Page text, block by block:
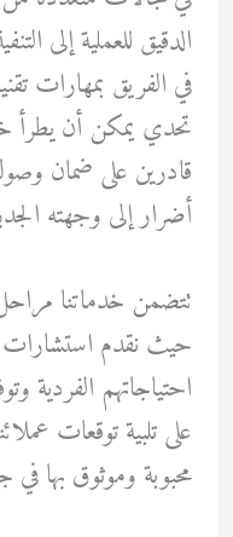
الدقيق للعملية إلى
في الفريق بمهارات
تحدي يمكن أن يطرأ
قادرين على ضمان
أضرار إلى وجهته
تتضمن خدماتنا
حيث نقدم استشارات
احتياجاتهم الفردية
على تلبية توقعات
محبوبة وموثوق بها